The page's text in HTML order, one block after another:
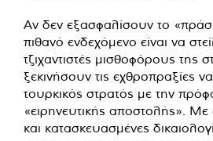
Αν δεν εξασφαλίσουν το
πιθανό ενδεχόμενο είναι να
τζιχαντιστές μισθοφόρους της
ξεκινήσουν τις εχθροπραξίες
τουρκικός στρατός με την
«ειρηνευτικής αποστολής».
και κατασκευασμένες